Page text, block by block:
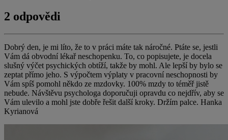
2 odpovědi
Dobrý den, je mi líto, že to v práci máte tak náročné. Ptáte se, jestli
Vám dá obvodní lékař neschopenku. To, co popisujete, je docela
slušný výčet psychických obtíží, takže by mohl. Ale lepší by bylo se
zeptat přímo jeho. S výpočtem výplaty v pracovní neschopnosti by
Vám spíš pomohl někdo ze mzdovky. 100% mzdy to téměř jistě
nebude. Návštěvu psychologa doporučuji opravdu co nejdřív, aby se
Vám ulevilo a mohl jste dobře řešit další kroky. Držím palce. Hanka
Kyrianová